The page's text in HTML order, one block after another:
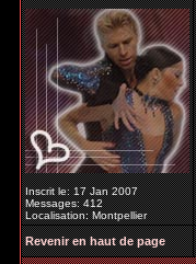
Inscrit le: 17 Jan 2007
Messages: 412
Localisation: Montpellier
Revenir en haut de page